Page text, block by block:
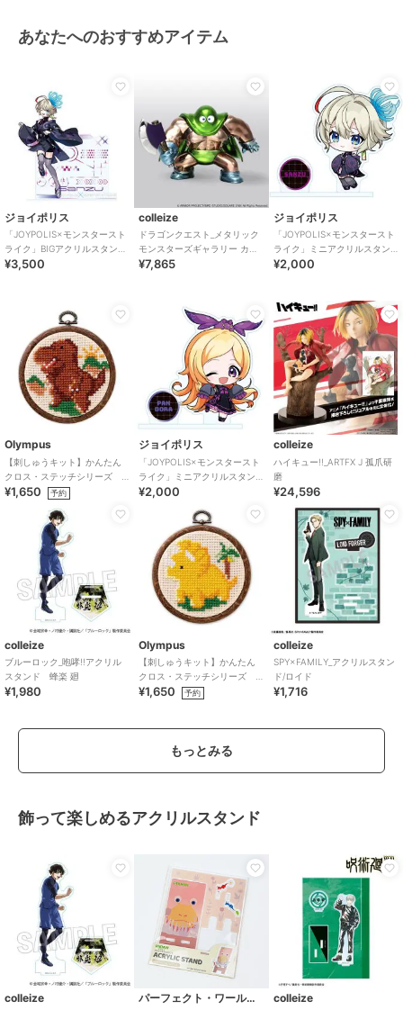
あなたへのおすすめアイテム
ジョイポリス
「JOYPOLIS×モンスタースト
ライク」BIGアクリルスタンド
三途
¥3,500
colleize
ドラゴンクエスト_メタリック
モンスターズギャラリー カン
ダタ
¥7,865
ジョイポリス
「JOYPOLIS×モンスタースト
ライク」ミニアクリルスタン
ド 三途
¥2,000
Olympus
【刺しゅうキット】かんたん
クロス・ステッチシリーズ
「ティラノサウルス」
¥1,650 予約
ジョイポリス
「JOYPOLIS×モンスタースト
ライク」ミニアクリルスタン
ド パンドラ
¥2,000
colleize
ハイキュー!!_ARTFX J 孤爪研
磨
¥24,596
colleize
ブルーロック_咆哮!!アクリル
スタンド 蜂楽 廻
¥1,980
Olympus
【刺しゅうキット】かんたん
クロス・ステッチシリーズ
「トリケラトプス」
¥1,650 予約
colleize
SPY×FAMILY_アクリルスタン
ド/ロイド
¥1,716
もっとみる
飾って楽しめるアクリルスタンド
colleize パーフェクト・ワールド・トーキョー colleize